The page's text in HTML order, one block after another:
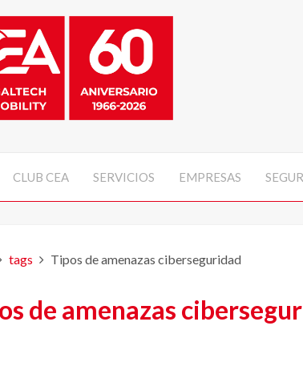
CLUB CEA SERVICIOS EMPRESAS
tags Tipos de amenazas ciberseguridad
de amenazas